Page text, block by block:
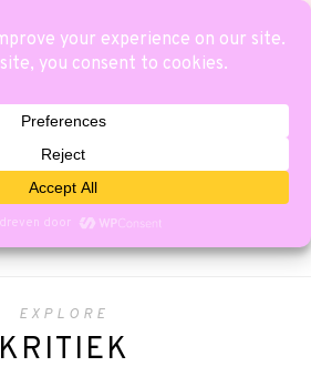
EXPLORE
KRITIEK